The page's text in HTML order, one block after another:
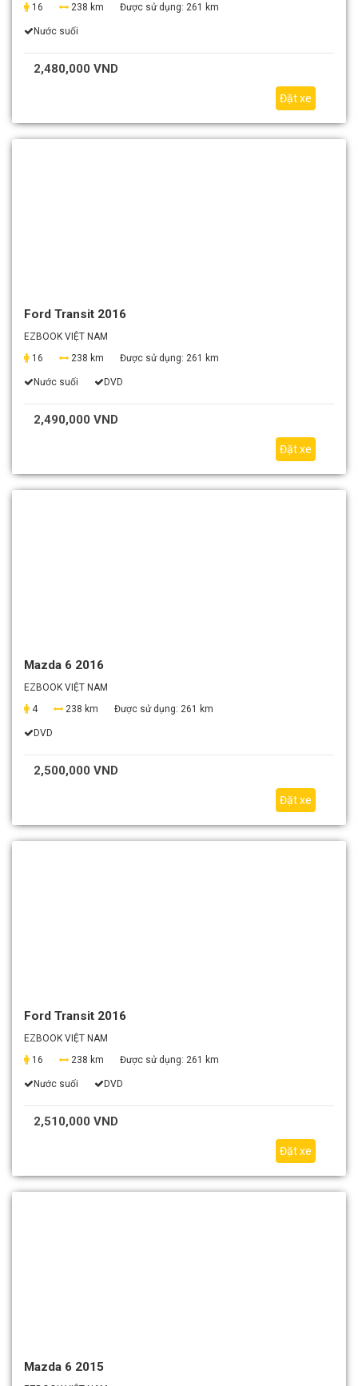
16
238 km Được sử dụng: 261 km
Nước suối
2,480,000 VND
Đặt xe
Ford Transit 2016
EZBOOK VIỆT NAM
16
238 km Được sử dụng: 261 km
Nước suối DVD
2,490,000 VND
Đặt xe
Mazda 6 2016
EZBOOK VIỆT NAM
4
238 km Được sử dụng: 261 km
DVD
2,500,000 VND
Đặt xe
Ford Transit 2016
EZBOOK VIỆT NAM
16
238 km Được sử dụng: 261 km
Nước suối DVD
2,510,000 VND
Đặt xe
Mazda 6 2015